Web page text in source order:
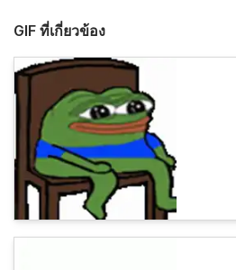
GIF ที่เกี่ยวข้อง